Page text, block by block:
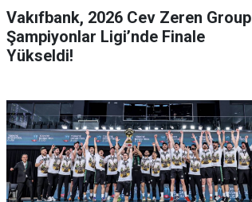
Vakıfbank, 2026 Cev Zeren Group
Şampiyonlar Ligi’nde Finale
Yükseldi!